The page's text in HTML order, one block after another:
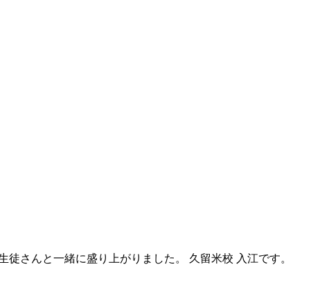
さんと一緒に盛り上がりました。 久留米校 入江です。